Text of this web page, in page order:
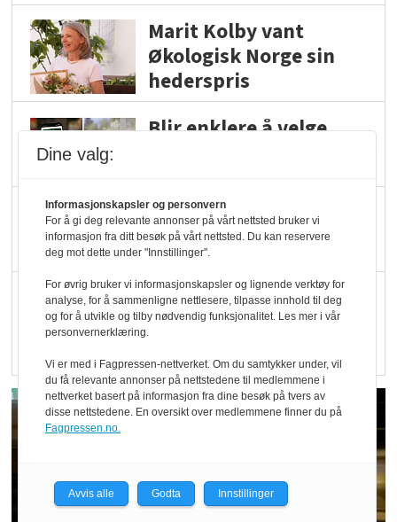
Marit Kolby vant
Økologisk Norge sin
hederspris
Blir enklere å velge
Kolonihagen sliter
med å få tak i nok melk
Rapport: Økokundene
er klare! Er markedet
Dine valg:
Informasjonskapsler og personvern
For å gi deg relevante annonser på vårt nettsted bruker vi
informasjon fra ditt besøk på vårt nettsted. Du kan reservere
deg mot dette under "Innstillinger".
For øvrig bruker vi informasjonskapsler og lignende verktøy for
analyse, for å sammenligne nettlesere, tilpasse innhold til deg
og for å utvikle og tilby nødvendig funksjonalitet. Les mer i vår
personvernerklæring.
Vi er med i Fagpressen-nettverket. Om du samtykker under, vil
du få relevante annonser på nettstedene til medlemmene i
nettverket basert på informasjon fra dine besøk på tvers av
disse nettstedene. En oversikt over medlemmene finner du på
Fagpressen.no.
Avvis alle Godta Innstillinger